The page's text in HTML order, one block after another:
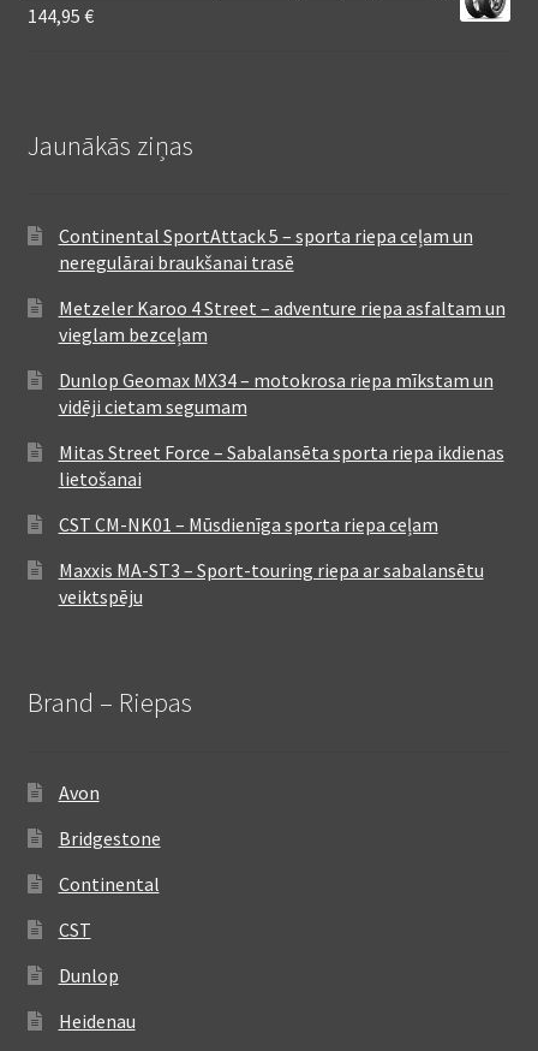
144,95 €
Jaunākās ziņas
Continental SportAttack 5 – sporta riepa ceļam un
neregulārai braukšanai trasē
Metzeler Karoo 4 Street – adventure riepa asfaltam un
vieglam bezceļam
Dunlop Geomax MX34 – motokrosa riepa mīkstam un
vidēji cietam segumam
Mitas Street Force – Sabalansēta sporta riepa ikdienas
lietošanai
CST CM-NK01 – Mūsdienīga sporta riepa ceļam
Maxxis MA-ST3 – Sport-touring riepa ar sabalansētu
veiktspēju
Brand – Riepas
Avon
Bridgestone
Continental
CST
Dunlop
Heidenau